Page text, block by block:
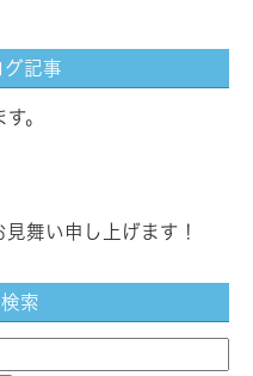
グ記事
。
舞い申し上げます！
索